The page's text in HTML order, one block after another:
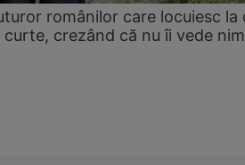
românilor care locuiesc la
crezând că nu îi vede